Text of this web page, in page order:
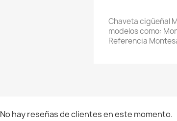
Chaveta cigüeñal
modelos como:
Referencia
No hay reseñas de clientes en este momento.